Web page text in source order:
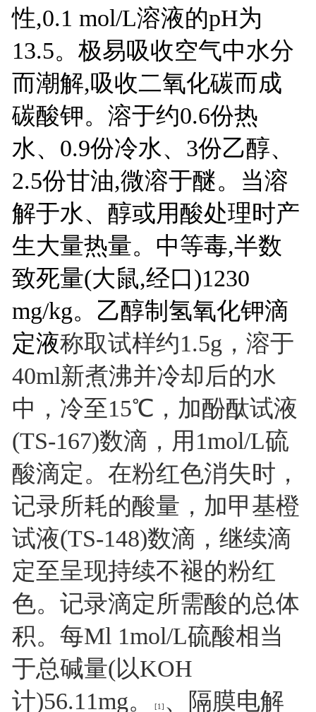
性,0.1 mol/L溶液的pH为
13.5。极易吸收空气中水分
而潮解,吸收二氧化碳而成
碳酸钾。溶于约0.6份热
水、0.9份冷水、3份乙醇、
2.5份甘油,微溶于醚。当溶
解于水、醇或用酸处理时产
生大量热量。中等毒,半数
致死量(大鼠,经口)1230
mg/kg。乙醇制氢氧化钾滴
定液称取试样约1.5g，溶于
40ml新煮沸并冷却后的水
中，冷至15℃，加酚酞试液
(TS-167)数滴，用1mol/L硫
酸滴定。在粉红色消失时，
记录所耗的酸量，加甲基橙
试液(TS-148)数滴，继续滴
定至呈现持续不褪的粉红
色。记录滴定所需酸的总体
积。每Ml 1mol/L硫酸相当
于总碱量(以KOH
计)56.11mg。
[1] 、隔膜电解